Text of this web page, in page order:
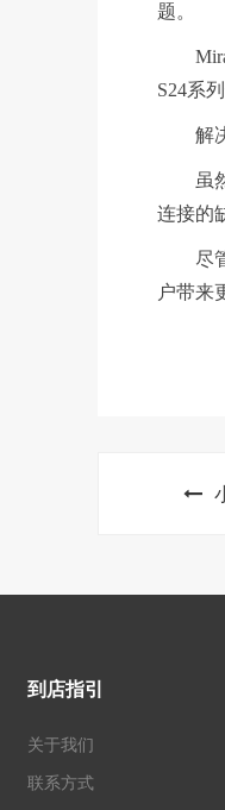
题。
S24系
解决
虽然
连接的
尽管
户带来
到店指引
关于我们
联系方式